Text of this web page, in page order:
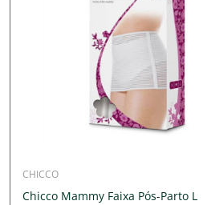
CHICCO
Chicco Mammy Faixa Pós-Parto L